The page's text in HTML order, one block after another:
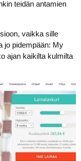
teidän antamien
vaikka sille
jo pidempään: My
ajan kaikilta kulmilta